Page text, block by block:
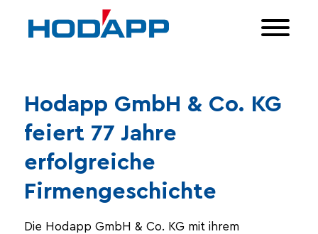
Hodapp GmbH & Co. KG
feiert 77 Jahre
erfolgreiche
Firmengeschichte
Die Hodapp GmbH & Co. KG mit ihrem